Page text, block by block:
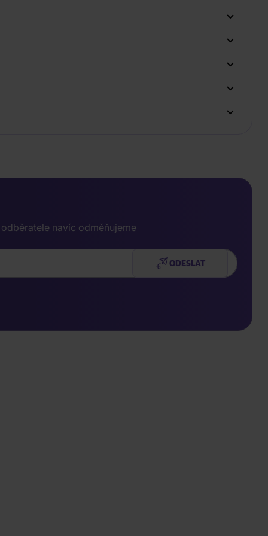
navíc odměňujeme
ODESLAT